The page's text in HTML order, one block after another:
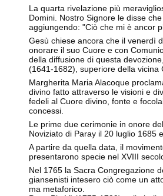
La quarta rivelazione più
Domini. Nostro Signore le disse
aggiungendo: "Ciò che mi è ancor
Gesù chiese ancora che il venerdì
onorare il suo Cuore e con
della diffusione di questa
(1641-1682), superiore della vicina
Margherita Maria Alacoque
divino fatto attraverso le visioni e
fedeli al Cuore divino, fonte e
concessi.
Le prime due cerimonie in onore
Noviziato di Paray il 20 luglio 1685
A partire da quella data, il
presentarono specie nel XVIII
Nel 1765 la Sacra Congregazione
giansenisti intesero ciò come un
ma metaforico.